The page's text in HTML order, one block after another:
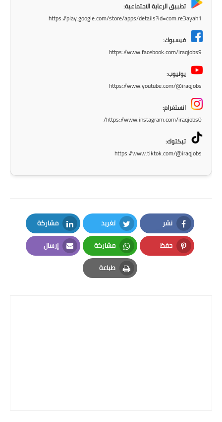
تطبيق الرعاية الاجتماعية:
https://play.google.com/store/apps/details?id=com.re3ayah1
فيسبوك:
https://www.facebook.com/iraqjobs9
يوتيوب:
https://www.youtube.com/@iraqjobs
انستغرام:
https://www.instagram.com/iraqjobs0/
تيكتوك:
https://www.tiktok.com/@iraqjobs
نشر
Facebook
تغريد
Twitter
مشاركة
LinkedIn
حفظ
Pinterest
مشاركة
Whatsapp
إرسال
Email
طباعة
Print